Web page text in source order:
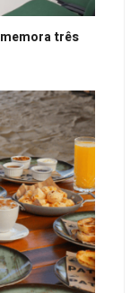
três